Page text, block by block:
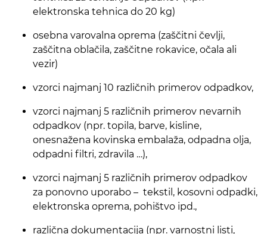
elektronska tehnica do 20 kg)
osebna varovalna oprema (zaščitni čevlji,
zaščitna oblačila, zaščitne rokavice, očala ali
vezir)
vzorci najmanj 10 različnih primerov odpadkov,
vzorci najmanj 5 različnih primerov nevarnih
odpadkov (npr. topila, barve, kisline,
onesnažena kovinska embalaža, odpadna olja,
odpadni filtri, zdravila …),
vzorci najmanj 5 različnih primerov odpadkov
za ponovno uporabo – tekstil, kosovni odpadki,
elektronska oprema, pohištvo ipd.,
različna dokumentacija (npr. varnostni listi,